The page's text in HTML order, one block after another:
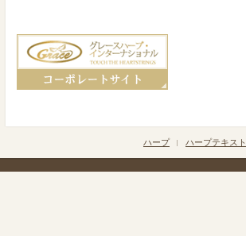
ハープ ハープテキスト